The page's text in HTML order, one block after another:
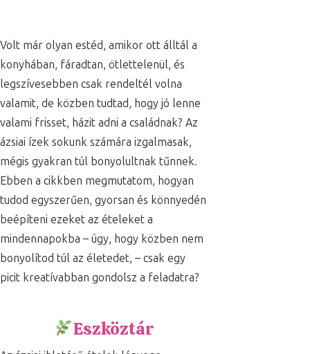
Volt már olyan estéd, amikor ott álltál a
konyhában, fáradtan, ötlettelenül, és
legszívesebben csak rendeltél volna
valamit, de közben tudtad, hogy jó lenne
valami frisset, házit adni a családnak? Az
ázsiai ízek sokunk számára izgalmasak,
mégis gyakran túl bonyolultnak tűnnek.
Ebben a cikkben megmutatom, hogyan
tudod egyszerűen, gyorsan és könnyedén
beépíteni ezeket az ételeket a
mindennapokba – úgy, hogy közben nem
bonyolítod túl az életedet, – csak egy
picit kreatívabban gondolsz a feladatra?
Eszköztár